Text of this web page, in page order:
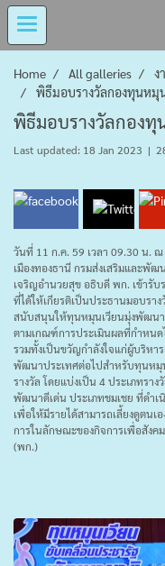
เงิ
Home All galleries
ง
พิธีมอบรางวัลกองทุนหมุ
พิธีมอบรางวัลกองทุ
Last updated: 18 Jan 2023 |
วันที่ 11 ก.ค. 59 เวลา 09.30 น.
เมืองทองธานี กรมส่งเสริมและพั
เจริญอำนวยสุข อธิบดี พก. เข้ารับ
ที่ได้ให้เกียรติเป็นประธานมอบรา
สนับสนุนให้ทุนหมุนเวียนมุ่งพัฒนา
ตามเกณฑ์การประเมินผลที่กำหน
รวมทั้งเป็นขวัญกำลังใจแก่ผู้บริหา
พัฒนาประเทศต่อไปสำหรับทุนหมุ
รางวัล โดยแบ่งเป็น 4 ประเภทรา
พัฒนาดีเด่น ประเภทชมเชย ที่ดำ
เพื่อให้มีรายได้สามารถเลี้ยงดูตนเ
การในลักษณะของกิจการเพื่อสัง
(พก.)